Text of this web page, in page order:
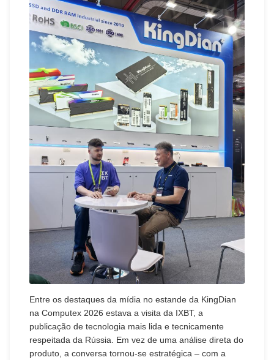
Entre os destaques da mídia no estande da KingDian
na Computex 2026 estava a visita da IXBT, a
publicação de tecnologia mais lida e tecnicamente
respeitada da Rússia. Em vez de uma análise direta do
produto, a conversa tornou-se estratégica – com a